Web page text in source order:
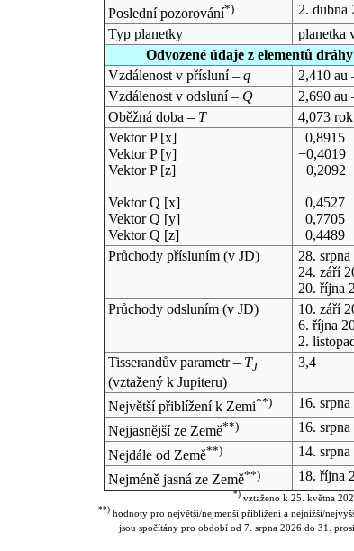
Poslední pozorování*)
2. dubna
Typ planetky
planetka
Odvozené údaje z elementů
Vzdálenost v přísluní – q
2,410 au
Vzdálenost v odsluní – Q
2,690 au
Oběžná doba – T
4,073
Vektor P [x]
Vektor P [y]
Vektor P [z]
Vektor Q [x]
Vektor Q [y]
Vektor Q [z]
0,8915
−0,4019
−0,2092
0,4527
0,7705
0,4489
Průchody přísluním (v JD) 28. srpna
24. září
20. října
Průchody odsluním (v JD) 10. září
6. října
2.
Tisserandův parametr – TJ
(vztažený k Jupiteru)
3,4
Největší přiblížení k Zemi**) 16.
Nejjasnější ze Země**) 16.
Nejdále od Země**) 14.
Nejméně jasná ze Země**) 18. října
*)vztaženo k 25. května
**) hodnoty pro největší/nejmenší přiblížení a nejnižší/
jsou spočítány pro období od 7. srpna 2026 do 31.